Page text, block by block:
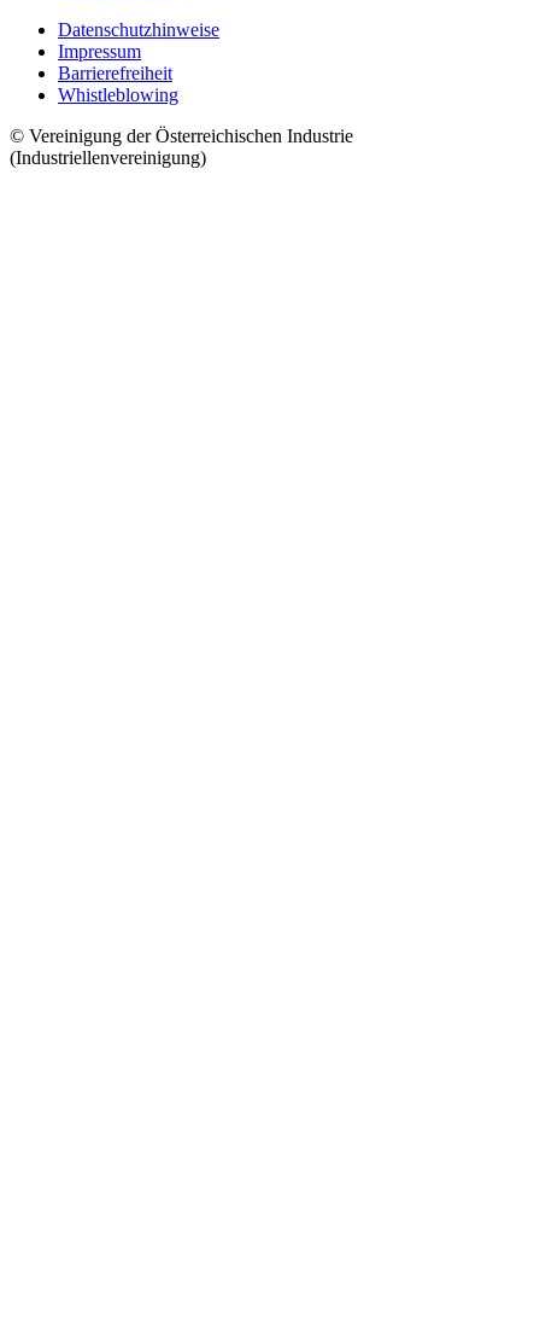
Datenschutzhinweise
Impressum
Barrierefreiheit
Whistleblowing
© Vereinigung der Österreichischen Industrie
(Industriellenvereinigung)